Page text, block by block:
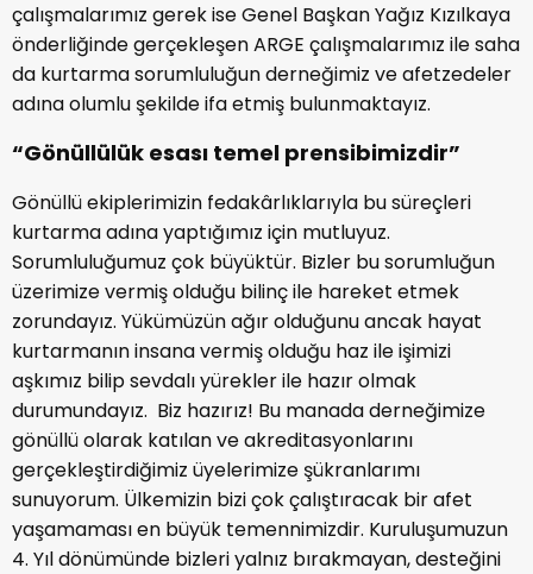
çalışmalarımız gerek ise Genel Başkan Yağız Kızılkaya
önderliğinde gerçekleşen ARGE çalışmalarımız ile saha
da kurtarma sorumluluğun derneğimiz ve afetzedeler
adına olumlu şekilde ifa etmiş bulunmaktayız.
“Gönüllülük esası temel prensibimizdir”
Gönüllü ekiplerimizin fedakârlıklarıyla bu süreçleri
kurtarma adına yaptığımız için mutluyuz.
Sorumluluğumuz çok büyüktür. Bizler bu sorumluğun
üzerimize vermiş olduğu bilinç ile hareket etmek
zorundayız. Yükümüzün ağır olduğunu ancak hayat
kurtarmanın insana vermiş olduğu haz ile işimizi
aşkımız bilip sevdalı yürekler ile hazır olmak
durumundayız. Biz hazırız! Bu manada derneğimize
gönüllü olarak katılan ve akreditasyonlarını
gerçekleştirdiğimiz üyelerimize şükranlarımı
sunuyorum. Ülkemizin bizi çok çalıştıracak bir afet
yaşamaması en büyük temennimizdir. Kuruluşumuzun
4. Yıl dönümünde bizleri yalnız bırakmayan, desteğini